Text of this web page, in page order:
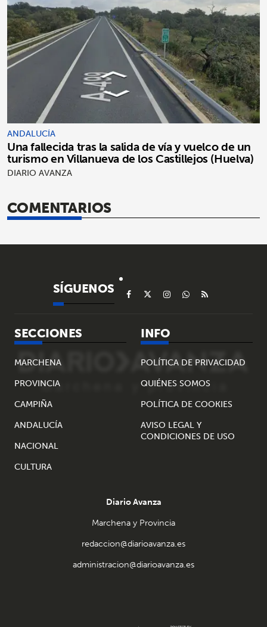
ANDALUCÍA
Una fallecida tras la salida de vía y vuelco de un
turismo en Villanueva de los Castillejos (Huelva)
DIARIO AVANZA
COMENTARIOS
SÍGUENOS
SECCIONES
MARCHENA
PROVINCIA
CAMPIÑA
ANDALUCÍA
NACIONAL
CULTURA
INFO
POLÍTICA DE PRIVACIDAD
QUIÉNES SOMOS
POLÍTICA DE COOKIES
AVISO LEGAL Y
CONDICIONES DE USO
Diario Avanza
Marchena y Provincia
redaccion@diarioavanza.es
administracion@diarioavanza.es